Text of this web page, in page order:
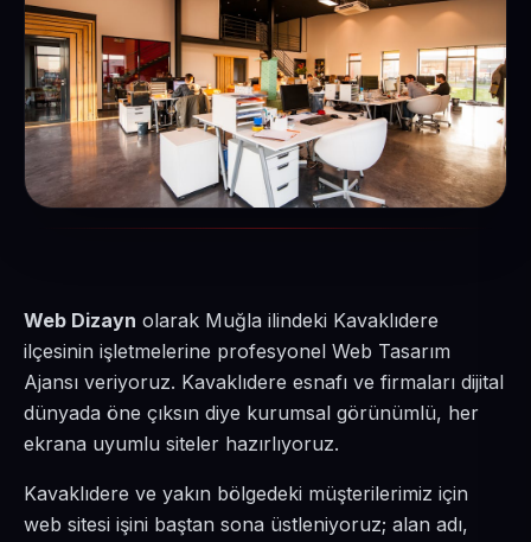
Web Dizayn olarak Muğla ilindeki Kavaklıdere
ilçesinin işletmelerine profesyonel Web Tasarım
Ajansı veriyoruz. Kavaklıdere esnafı ve firmaları dijital
dünyada öne çıksın diye kurumsal görünümlü, her
ekrana uyumlu siteler hazırlıyoruz.
Kavaklıdere ve yakın bölgedeki müşterilerimiz için
web sitesi işini baştan sona üstleniyoruz; alan adı,